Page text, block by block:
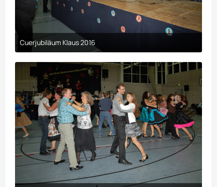
Cuerjubiläum Klaus 2016
9. April 2017 um 00:29